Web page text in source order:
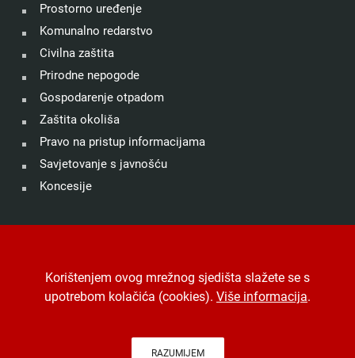
Prostorno uređenje
Komunalno redarstvo
Civilna zaštita
Prirodne nepogode
Gospodarenje otpadom
Zaštita okoliša
Pravo na pristup informacijama
Savjetovanje s javnošću
Koncesije
Digitalna pristupačnost.Jedinstveni digitalni pristupnik
Izrada, hosting i održavanjeDesk.hr.
Korištenjem ovog mrežnog sjedišta slažete se s
upotrebom kolačića (cookies). Više informacija.
RAZUMIJEM